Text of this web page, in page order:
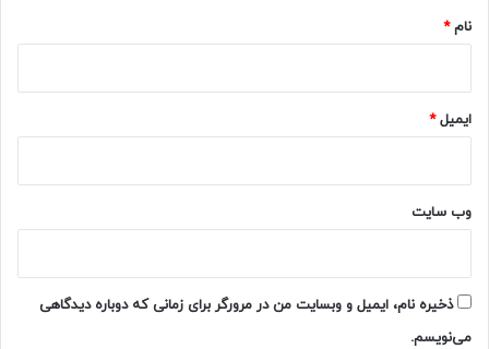
نام*
ایمیل*
وب‌ سایت
ذخیره نام، ایمیل و وبسایت من در مرورگر برای زمانی که دوباره دیدگاهی
می‌نویسم.